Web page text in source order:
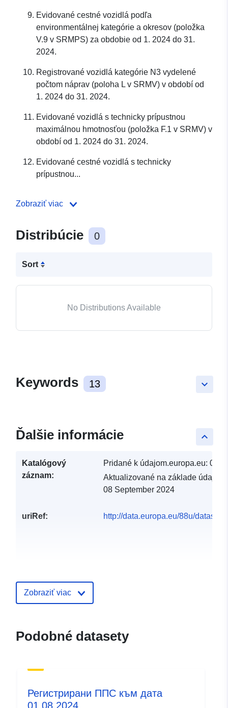
Evidované cestné vozidlá podľa
environmentálnej kategórie a okresov (položka
V.9 v SRMPS) za obdobie od 1. 2024 do 31.
2024.
Registrované vozidlá kategórie N3 vydelené
počtom náprav (poloha L v SRMV) v období od
1. 2024 do 31. 2024.
Evidované vozidlá s technicky prípustnou
maximálnou hmotnosťou (položka F.1 v SRMV) v
období od 1. 2024 do 31. 2024.
Evidované cestné vozidlá s technicky
prípustnou...
Zobraziť viac
Distribúcie 0
Sort
No Distributions Available
keyboard_arrow_down
Keywords 13
keyboard_arrow_up
Ďalšie informácie
Katalógový
záznam:
Pridané k údajom.europa.eu: 03
Aktualizované na základe
08 September 2024
uriRef: http://data.europa.eu/88u/dataset/
Zobraziť viac
Podobné datasety
Регистрирани ППС към дата
01.08.2024